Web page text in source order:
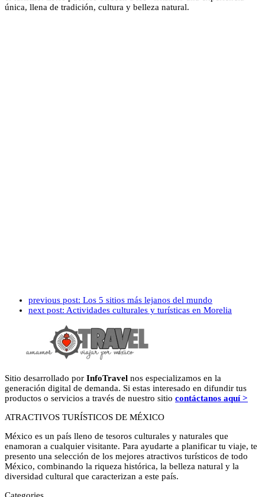
única, llena de tradición, cultura y belleza natural.
previous post: Los 5 sitios más lejanos del mundo
next post: Actividades culturales y turísticas en Morelia
Sitio desarrollado por InfoTravel nos especializamos en la
generación digital de demanda. Si estas interesado en difundir tus
productos o servicios a través de nuestro sitio contáctanos aquí >
ATRACTIVOS TURÍSTICOS DE MÉXICO
México es un país lleno de tesoros culturales y naturales que
enamoran a cualquier visitante. Para ayudarte a planificar tu viaje, te
presento una selección de los mejores atractivos turísticos de todo
México, combinando la riqueza histórica, la belleza natural y la
diversidad cultural que caracterizan a este país.